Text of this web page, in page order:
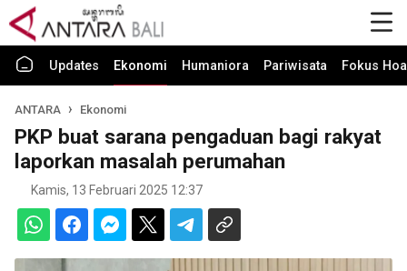
Updates Ekonomi Humaniora Pariwisata Fokus
ANTARA Ekonomi
PKP buat sarana pengaduan bagi rakyat
laporkan masalah perumahan
Kamis, 13 Februari 2025 12:37